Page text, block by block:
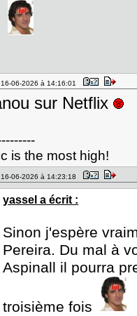
06-2026 à 14:16:01
sur Netflix
is the most high!
06-2026 à 14:23:18
yassel a écrit :
Sinon j'espère
Pereira. Du mal à
Aspinall il pourra
troisième fois